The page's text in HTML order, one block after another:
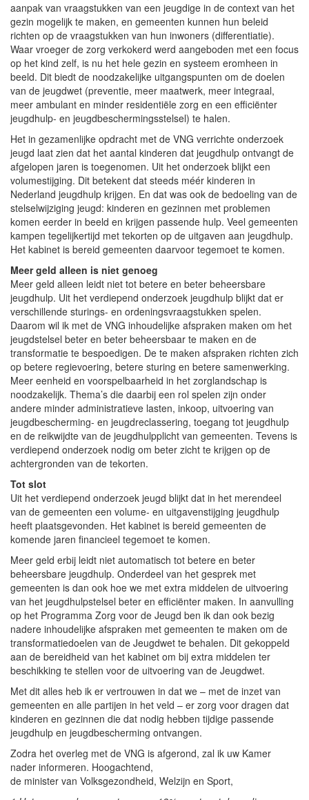
aanpak van vraagstukken van een jeugdige in de context van het
gezin mogelijk te maken, en gemeenten kunnen hun beleid
richten op de vraagstukken van hun inwoners (differentiatie).
Waar vroeger de zorg verkokerd werd aangeboden met een focus
op het kind zelf, is nu het hele gezin en systeem eromheen in
beeld. Dit biedt de noodzakelijke uitgangspunten om de doelen
van de jeugdwet (preventie, meer maatwerk, meer integraal,
meer ambulant en minder residentiële zorg en een efficiënter
jeugdhulp- en jeugdbeschermingsstelsel) te halen.
Het in gezamenlijke opdracht met de VNG verrichte onderzoek
jeugd laat zien dat het aantal kinderen dat jeugdhulp ontvangt de
afgelopen jaren is toegenomen. Uit het onderzoek blijkt een
volumestijging. Dit betekent dat steeds méér kinderen in
Nederland jeugdhulp krijgen. En dat was ook de bedoeling van de
stelselwijziging jeugd: kinderen en gezinnen met problemen
komen eerder in beeld en krijgen passende hulp. Veel gemeenten
kampen tegelijkertijd met tekorten op de uitgaven aan jeugdhulp.
Het kabinet is bereid gemeenten daarvoor tegemoet te komen.
Meer geld alleen is niet genoeg
Meer geld alleen leidt niet tot betere en beter beheersbare
jeugdhulp. Uit het verdiepend onderzoek jeugdhulp blijkt dat er
verschillende sturings- en ordeningsvraagstukken spelen.
Daarom wil ik met de VNG inhoudelijke afspraken maken om het
jeugdstelsel beter en beter beheersbaar te maken en de
transformatie te bespoedigen. De te maken afspraken richten zich
op betere regievoering, betere sturing en betere samenwerking.
Meer eenheid en voorspelbaarheid in het zorglandschap is
noodzakelijk. Thema’s die daarbij een rol spelen zijn onder
andere minder administratieve lasten, inkoop, uitvoering van
jeugdbescherming- en jeugdreclassering, toegang tot jeugdhulp
en de reikwijdte van de jeugdhulpplicht van gemeenten. Tevens is
verdiepend onderzoek nodig om beter zicht te krijgen op de
achtergronden van de tekorten.
Tot slot
Uit het verdiepend onderzoek jeugd blijkt dat in het merendeel
van de gemeenten een volume- en uitgavenstijging jeugdhulp
heeft plaatsgevonden. Het kabinet is bereid gemeenten de
komende jaren financieel tegemoet te komen.
Meer geld erbij leidt niet automatisch tot betere en beter
beheersbare jeugdhulp. Onderdeel van het gesprek met
gemeenten is dan ook hoe we met extra middelen de uitvoering
van het jeugdhulpstelsel beter en efficiënter maken. In aanvulling
op het Programma Zorg voor de Jeugd ben ik dan ook bezig
nadere inhoudelijke afspraken met gemeenten te maken om de
transformatiedoelen van de Jeugdwet te behalen. Dit gekoppeld
aan de bereidheid van het kabinet om bij extra middelen ter
beschikking te stellen voor de uitvoering van de Jeugdwet.
Met dit alles heb ik er vertrouwen in dat we – met de inzet van
gemeenten en alle partijen in het veld – er zorg voor dragen dat
kinderen en gezinnen die dat nodig hebben tijdige passende
jeugdhulp en jeugdbescherming ontvangen.
Zodra het overleg met de VNG is afgerond, zal ik uw Kamer
nader informeren. Hoogachtend,
de minister van Volksgezondheid, Welzijn en Sport,